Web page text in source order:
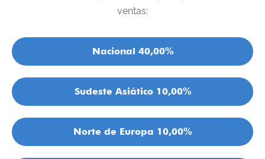
ventas:
Nacional 40,00%
Sudeste Asiático 10,00%
Norte de Europa 10,00%